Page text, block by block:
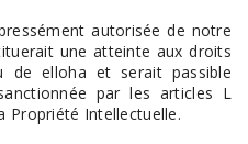
autorisée de notre
une atteinte aux droits
de elloha et serait passible
par les articles L
Propriété Intellectuelle.